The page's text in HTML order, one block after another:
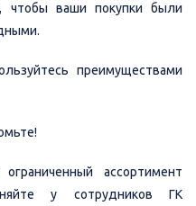
чтобы ваши покупки были
преимуществами
ассортимент
у сотрудников ГК